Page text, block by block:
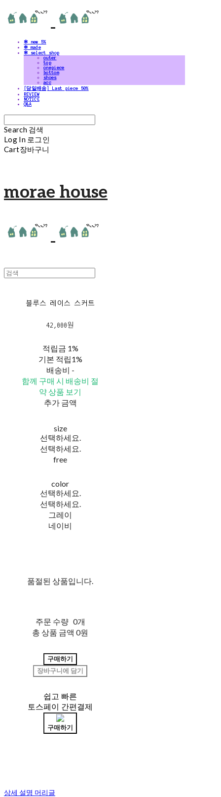
✻ new 5%
✻ made
✻ select shop
outer
top
onepiece
bottom
shoes
acc
[당일배송] Last piece 50%
REVIEW
NOTICE
Q&A
Search 검색
Log In 로그인
Cart장바구니
morae house
블루스 레이스 스커트
42,000원
적립금 1%
기본 적립1%
배송비 -
함께 구매 시 배송비 절
약 상품 보기
추가 금액
size
선택하세요.
선택하세요.
free
color
선택하세요.
선택하세요.
그레이
네이비
품절된 상품입니다.
주문 수량 0개
총 상품 금액 0원
구매하기
장바구니에 담기
쉽고 빠른
토스페이 간편결제
구매하기
상세 설명 머리글